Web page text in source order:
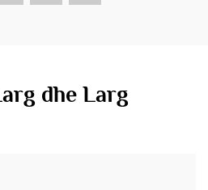
dhe Larg